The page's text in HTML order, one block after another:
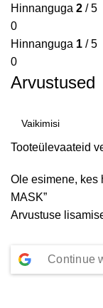
Hinnanguga 2 / 5
0
Hinnanguga 1 / 5
0
Arvustused
Tooteülevaateid
Ole esimene, kes
MASK”
Arvustuse
Continue